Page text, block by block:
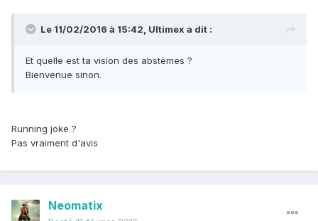
Le 11/02/2016 à 15:42, Ultimex a dit :
Et quelle est ta vision des abstèmes ?
Bienvenue sinon.
Running joke ?
Pas vraiment d'avis
Neomatix